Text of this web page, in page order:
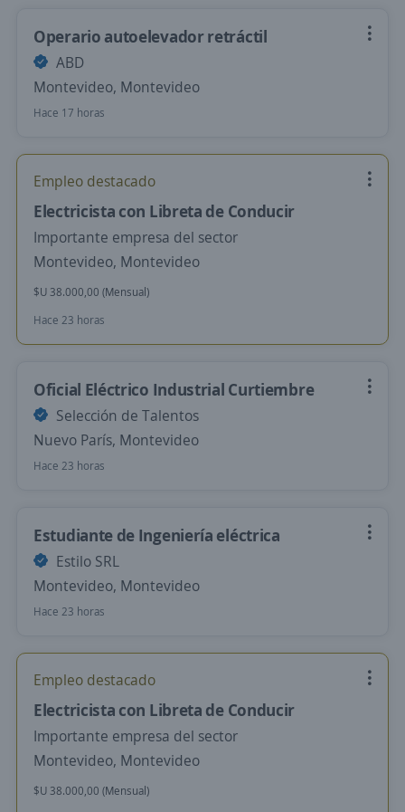
Operario autoelevador retráctil
ABD
Montevideo, Montevideo
Hace 17 horas
Empleo destacado
Electricista con Libreta de Conducir
Importante empresa del sector
Montevideo, Montevideo
$U 38.000,00 (Mensual)
Hace 23 horas
Oficial Eléctrico Industrial Curtiembre
Selección de Talentos
Nuevo París, Montevideo
Hace 23 horas
Estudiante de Ingeniería eléctrica
Estilo SRL
Montevideo, Montevideo
Hace 23 horas
Empleo destacado
Electricista con Libreta de Conducir
Importante empresa del sector
Montevideo, Montevideo
$U 38.000,00 (Mensual)